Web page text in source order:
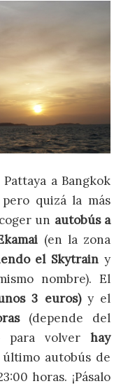
Pattaya a Bangkok
quizá la más
un autobús a
(en la zona
el Skytrain y
nombre). El
3 euros)y el
(depende del
para volver hay
autobús de
horas. ¡Pásalo